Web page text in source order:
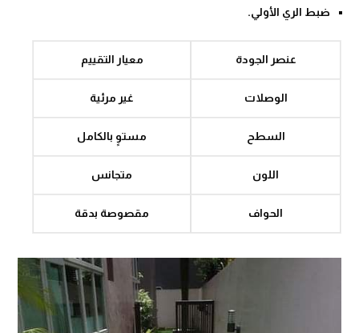
ضبط الري الأولي.
عنصر الجودة معيار التقييم
الوصلات غير مرئية
السطح مستوٍ بالكامل
اللون متجانس
الحواف مقصوصة بدقة